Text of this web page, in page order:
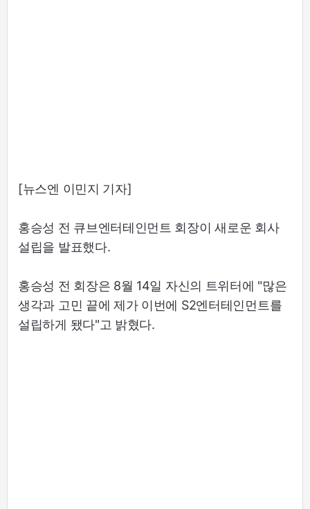
[뉴스엔 이민지 기자]
홍승성 전 큐브엔터테인먼트 회장이 새로운 회사
설립을 발표했다.
홍승성 전 회장은 8월 14일 자신의 트위터에 "많은
생각과 고민 끝에 제가 이번에 S2엔터테인먼트를
설립하게 됐다"고 밝혔다.